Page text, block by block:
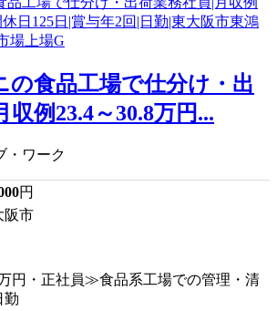
の食品工場で仕分け・出
収例23.4～30.8万円...
・ワーク
円
阪市
円・正社員≫食品系工場での管理・清
勤